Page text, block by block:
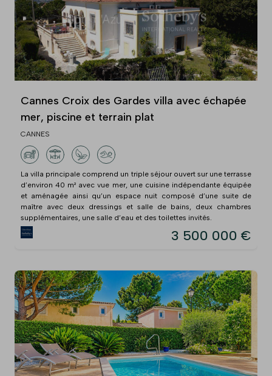
Cannes Croix des Gardes villa avec échapée
mer, piscine et terrain plat
CANNES
La villa principale comprend un triple séjour ouvert sur une terrasse
d’environ 40 m² avec vue mer, une cuisine indépendante équipée
et aménagée ainsi qu’un espace nuit composé d’une suite de
maître avec deux dressings et salle de bains, deux chambres
supplémentaires, une salle d’eau et des toilettes invités.
3 500 000 €